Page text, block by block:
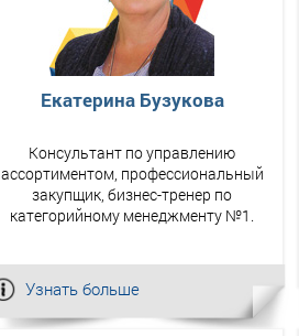
Екатерина Бузукова
Консультант по управлению
ассортиментом, профессиональный
закупщик, бизнес-тренер по
категорийному менеджменту №1.
Узнать больше